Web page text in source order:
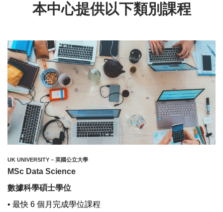
本中心提供以下類別課程
UK UNIVERSITY – 英國公立大學
MSc Data Science
數據科學碩士學位
• 最快 6 個月完成學位課程